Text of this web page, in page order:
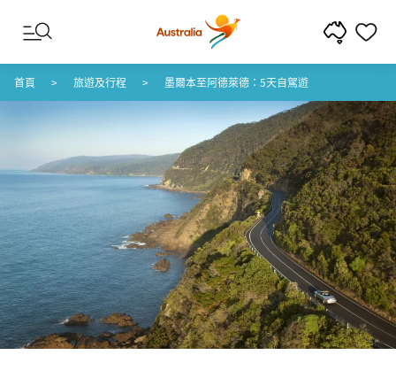
跳至內容
跳至頁尾導覽
首頁 旅遊及行程 墨爾本至阿德萊德：5天自駕遊